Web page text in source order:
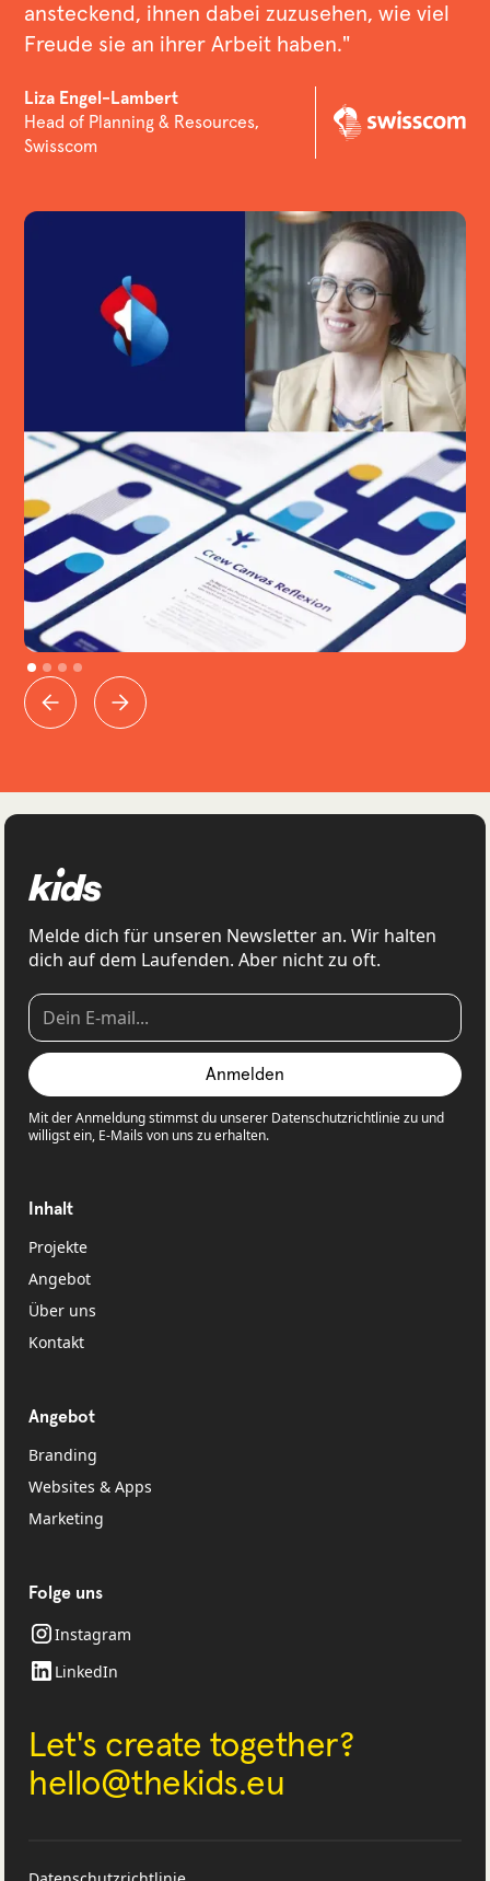
ansteckend, ihnen dabei zuzusehen, wie viel
Freude sie an ihrer Arbeit haben."
Liza Engel-Lambert
Head of Planning & Resources,
Swisscom
Melde dich für unseren Newsletter an. Wir halten
dich auf dem Laufenden. Aber nicht zu oft.
Mit der Anmeldung stimmst du unserer Datenschutzrichtlinie zu und
willigst ein, E-Mails von uns zu erhalten.
Inhalt
Projekte
Angebot
Über uns
Kontakt
Angebot
Branding
Websites & Apps
Marketing
Folge uns
Instagram
LinkedIn
Let's create together?
‍hello@thekids.eu